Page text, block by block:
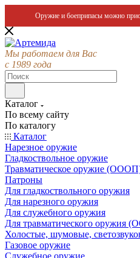
Оружие и боеприпасы можно
Мы работаем для Вас
с 1989 года
Каталог
По всему сайту
По каталогу
Каталог
Нарезное оружие
Гладкоствольное оружие
Травматическое оружие
Патроны
Для гладкоствольного оружия
Для нарезного оружия
Для служебного оружия
Для травматического оружия
Холостые, шумовые,
Газовое оружие
Служебное оружие